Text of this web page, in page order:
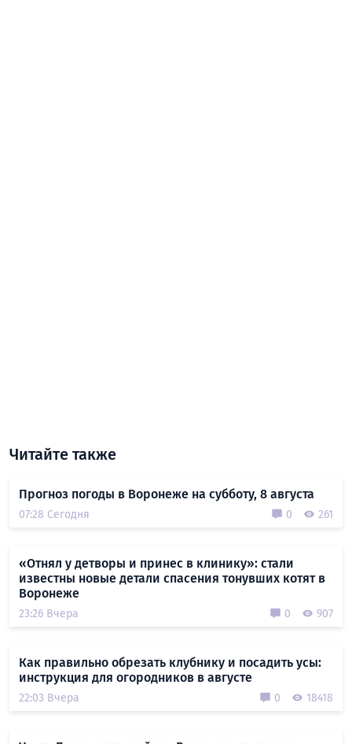
Читайте также
Прогноз погоды в Воронеже на субботу, 8 августа
07:28 Сегодня 0 261
«Отнял у детворы и принес в клинику»: стали
известны новые детали спасения тонувших котят в
Воронеже
23:26 Вчера 0 907
Как правильно обрезать клубнику и посадить усы:
инструкция для огородников в августе
22:03 Вчера 0 18418